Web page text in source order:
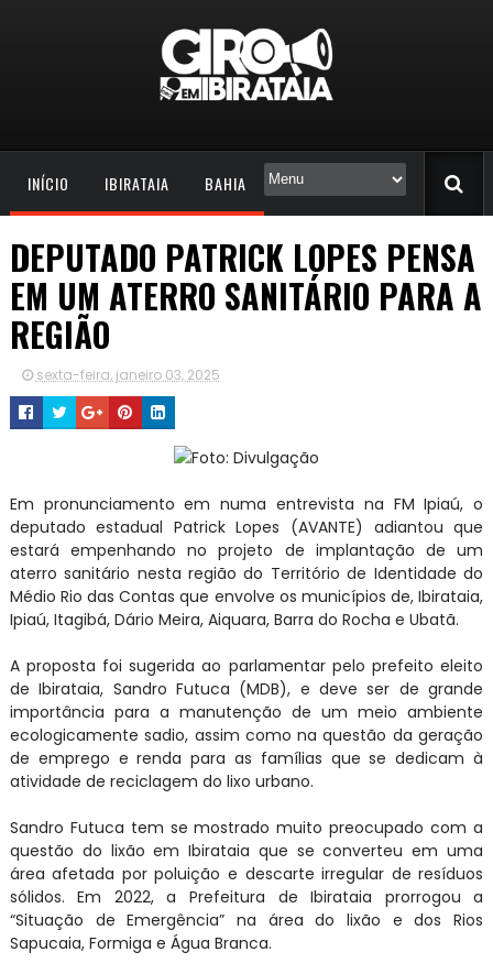
INÍCIO IBIRATAIA BAHIA
DEPUTADO PATRICK LOPES PENSA
EM UM ATERRO SANITÁRIO PARA A
REGIÃO
sexta-feira, janeiro 03, 2025
Foto: Divulgação
Em pronunciamento em numa entrevista na FM Ipiaú, o
deputado estadual Patrick Lopes (AVANTE) adiantou que
estará empenhando no projeto de implantação de um
aterro sanitário nesta região do Território de Identidade do
Médio Rio das Contas que envolve os municípios de, Ibirataia,
Ipiaú, Itagibá, Dário Meira, Aiquara, Barra do Rocha e Ubatã.
A proposta foi sugerida ao parlamentar pelo prefeito eleito
de Ibirataia, Sandro Futuca (MDB), e deve ser de grande
importância para a manutenção de um meio ambiente
ecologicamente sadio, assim como na questão da geração
de emprego e renda para as famílias que se dedicam à
atividade de reciclagem do lixo urbano.
Sandro Futuca tem se mostrado muito preocupado com a
questão do lixão em Ibirataia que se converteu em uma
área afetada por poluição e descarte irregular de resíduos
sólidos. Em 2022, a Prefeitura de Ibirataia prorrogou a
“Situação de Emergência” na área do lixão e dos Rios
Sapucaia, Formiga e Água Branca.